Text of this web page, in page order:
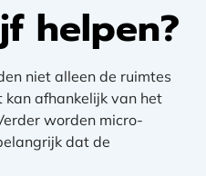
helpen?
niet alleen de ruimtes
kan afhankelijk van het
worden micro-
dat de